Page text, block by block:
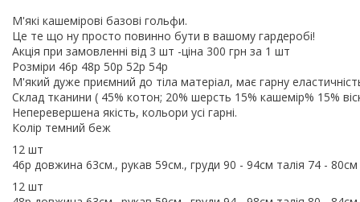
М'які кашемірові базові гольфи.
Це те що ну просто повинно бути в вашому гардеробі!
Акція при замовленні від 3 шт -ціна 300 грн за 1 шт
Розміри 46р 48р 50р 52р 54р
М'який дуже приємний до тіла матеріал, має гарну
Склад тканини ( 45% котон; 20% шерсть 15% кашемір% 15%
Неперевершена якість, кольори усі гарні.
Колір темний беж
12 шт
46р довжина 63см., рукав 59см., груди 90 - 94см талія 74 -
12 шт